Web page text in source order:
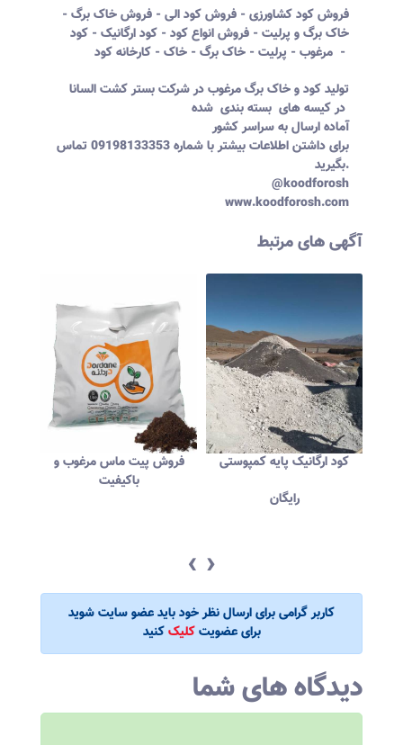
فروش کود کشاورزی - فروش کود الی - فروش خاک برگ -
خاک برگ و پرلیت - فروش انواع کود - کود ارگانیک - کود
مرغوب - پرلیت - خاک برگ - خاک - کارخانه کود -
تولید کود و خاک برگ مرغوب در شرکت بستر کشت السانا
آماده ارسال به سراسر کشور
برای داشتن اطلاعات بیشتر با شماره 09198133353 تماس
بگیرید.
@koodforosh
www.koodforosh.com
آگهی های مرتبط
فروش پیت ماس مرغوب و
باکیفیت
کود ارگانیک پایه کمپوستی
رایگان
‹ ›
کاربر گرامی برای ارسال نظر خود باید عضو سایت شوید
برای عضویتکلیککنید
دیدگاه های شما